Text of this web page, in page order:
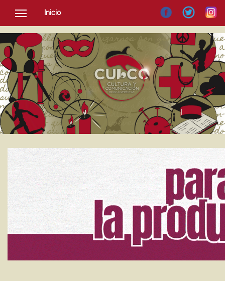
Inicio
SOCIEDAD
CULTURA
NOTICIAS